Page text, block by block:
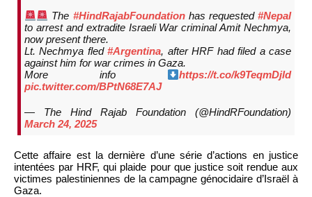
The #HindRajabFoundationhas requested#Nepal
to arrest and extradite Israeli War criminal Amit Nechmya,
now present there.
Lt. Nechmya fled#Argentina, after HRF had filed a case
against him for war crimes in Gaza.
More info
https://t.co/k9TeqmDjld
pic.twitter.com/BPtN68E7AJ
— The Hind Rajab Foundation (@HindRFoundation)
March 24, 2025
Cette affaire est la dernière d’une série d’actions en justice
intentées par HRF, qui plaide pour que justice soit rendue aux
victimes palestiniennes de la campagne génocidaire d’Israël à
Gaza.